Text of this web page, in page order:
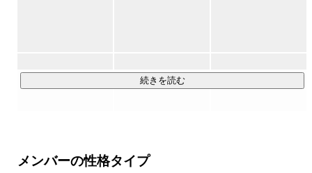
ロント業務から、人事・労務・経理といったバックオフィス
ルにサービスを展開し、世界中で退屈な仕事から人々に時間
続きを読む
メンバーの性格タイプ